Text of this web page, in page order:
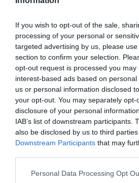
If you wish to opt-out of the sale,
processing of your personal or
targeted advertising by us, please
section to confirm your selection.
opt-out request is processed you may
interest-based ads based on
us or personal information disclosed
your opt-out. You may separately
disclosure of your personal
IAB’s list of downstream participants.
also be disclosed by us to third
Downstream Participants that may
Personal Data Processing Opt
Κινηματογράφου του Λοκάρνο
Κινηματογράφου της Νέας Υόρκης
μήκους ταινία, μεταφορά
Naoya Shiga, η οποία έλαβε
έντυπα όπως το Variety και το
Πρόσφατα, το Filmmaker Magazine
ένα από τα είκοσι πέντε νέα
κινηματογράφου (New Faces of
Απόφοιτος του Berlinale Talents
Sundance Screenwriters and
βρίσκεται σε φάση παραγωγής
μήκους ταινίας μυθοπλασίας
σεναριογράφος και σκηνοθέτης.